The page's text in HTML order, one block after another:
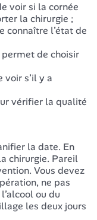
voir si la cornée
la chirurgie ;
connaître l’état de
de choisir
s’il y a
vérifier la qualité
la date. En
chirurgie. Pareil
Vous devez
ne pas
ou du
les deux jours